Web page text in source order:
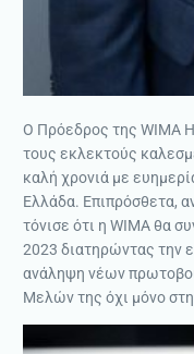
Ο Πρόεδρος της WIMA
τους εκλεκτούς
καλή χρονιά με
Ελλάδα. Επιπρόσθετα,
τόνισε ότι η WIMA θα
2023 διατηρώντας την
ανάληψη νέων
Μελών της όχι μόνο